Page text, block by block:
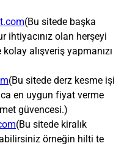
(Bu sitede başka
ihtiyacınız olan herşeyi
alışveriş yapmanızı
(Bu sitede derz kesme işi
en uygun fiyat verme
güvencesi.)
(Bu sitede kiralık
örneğin hilti te